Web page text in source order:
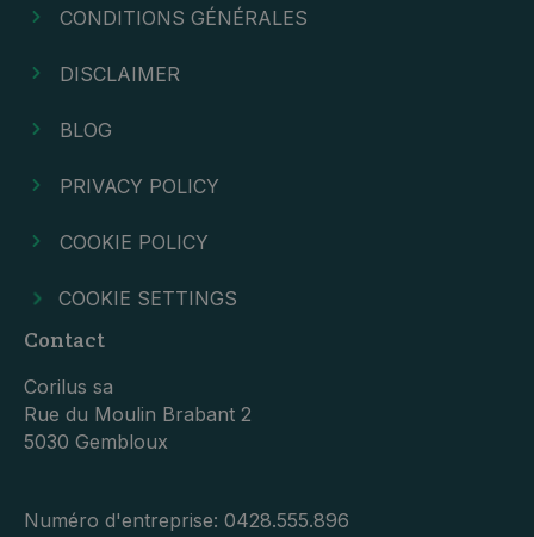
CONDITIONS GÉNÉRALES
DISCLAIMER
BLOG
PRIVACY POLICY
COOKIE POLICY
COOKIE SETTINGS
Contact
Corilus sa
Rue du Moulin Brabant 2
5030 Gembloux
Numéro d'entreprise: 0428.555.896